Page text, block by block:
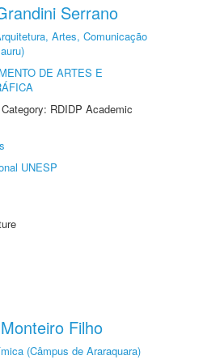
Serrano
Artes, Comunicação
DE ARTES E
RDIDP Academic
UNESP
Filho
(Câmpus de Araraquara)